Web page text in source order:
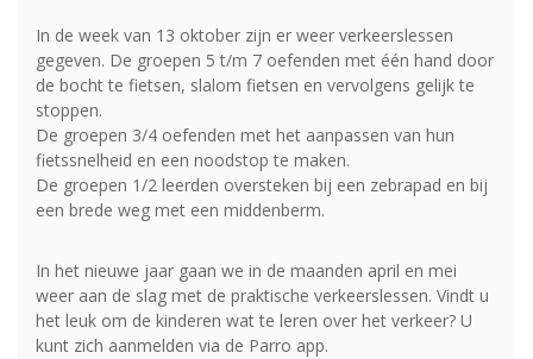
In de week van 13 oktober zijn er weer verkeerslessen
gegeven. De groepen 5 t/m 7 oefenden met één hand door
de bocht te fietsen, slalom fietsen en vervolgens gelijk te
stoppen.
De groepen 3/4 oefenden met het aanpassen van hun
fietssnelheid en een noodstop te maken.
De groepen 1/2 leerden oversteken bij een zebrapad en bij
een brede weg met een middenberm.
In het nieuwe jaar gaan we in de maanden april en mei
weer aan de slag met de praktische verkeerslessen. Vindt u
het leuk om de kinderen wat te leren over het verkeer? U
kunt zich aanmelden via de Parro app.